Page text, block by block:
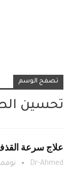
تصفح الوسم
تحسين
علاج سرعة القذف
Dr-Ahmed نوفمبر